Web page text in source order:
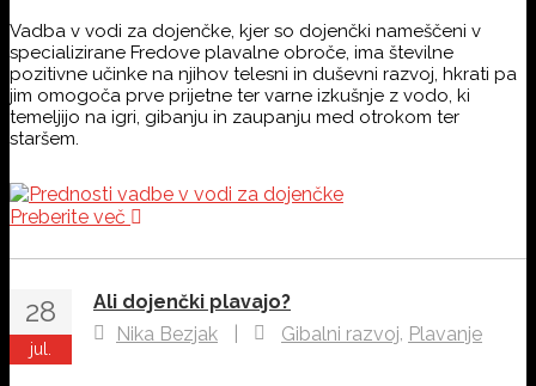
Vadba v vodi za dojenčke, kjer so dojenčki nameščeni v
specializirane Fredove plavalne obroče, ima številne
pozitivne učinke na njihov telesni in duševni razvoj, hkrati pa
jim omogoča prve prijetne ter varne izkušnje z vodo, ki
temeljijo na igri, gibanju in zaupanju med otrokom ter
staršem.
Preberite več
28
jul.
Ali dojenčki plavajo?
Nika Bezjak
Gibalni razvoj Plavanje